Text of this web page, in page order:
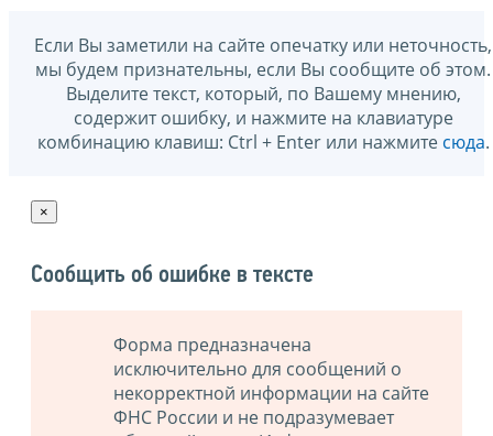
Если Вы заметили на сайте опечатку или неточность,
мы будем признательны, если Вы сообщите об этом.
Выделите текст, который, по Вашему мнению,
содержит ошибку, и нажмите на клавиатуре
комбинацию клавиш: Ctrl + Enter или нажмите сюда.
×
Сообщить об ошибке в тексте
Форма предназначена
исключительно для сообщений о
некорректной информации на сайте
ФНС России и не подразумевает